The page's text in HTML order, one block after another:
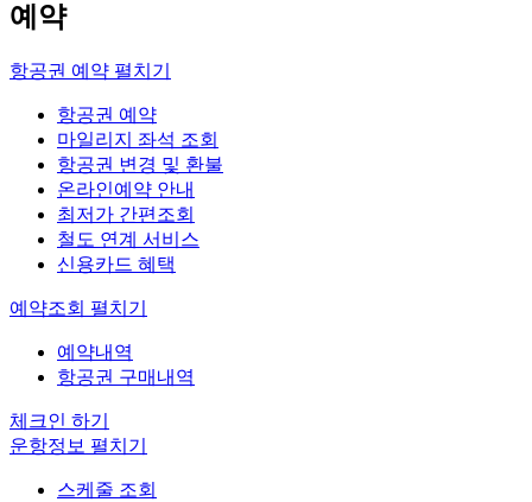
예약
항공권 예약 펼치기
항공권 예약
마일리지 좌석 조회
항공권 변경 및 환불
온라인예약 안내
최저가 간편조회
철도 연계 서비스
신용카드 혜택
예약조회 펼치기
예약내역
항공권 구매내역
체크인 하기
운항정보 펼치기
스케줄 조회